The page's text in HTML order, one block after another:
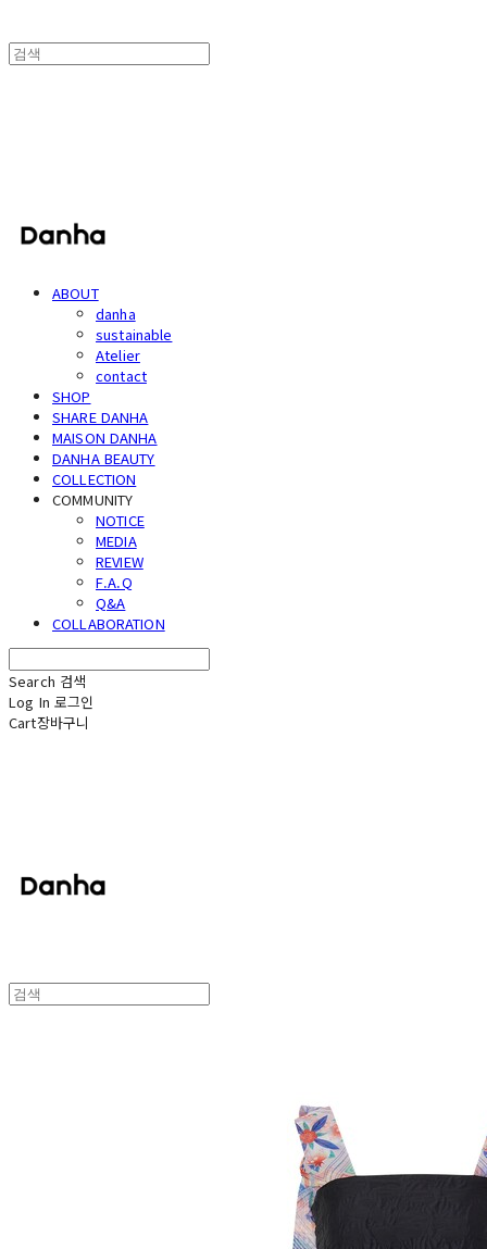
ABOUT
danha
sustainable
Atelier
contact
SHOP
SHARE DANHA
MAISON DANHA
DANHA BEAUTY
COLLECTION
COMMUNITY
NOTICE
MEDIA
REVIEW
F.A.Q
Q&A
COLLABORATION
Search 검색
Log In 로그인
Cart장바구니